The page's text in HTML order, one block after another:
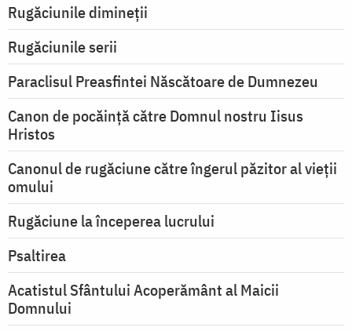
Rugăciunile dimineții
Rugăciunile serii
Paraclisul Preasfintei Născătoare de Dumnezeu
Canon de pocăință către Domnul nostru Iisus
Hristos
Canonul de rugăciune către îngerul păzitor al vieții
omului
Rugăciune la începerea lucrului
Psaltirea
Acatistul Sfântului Acoperământ al Maicii
Domnului